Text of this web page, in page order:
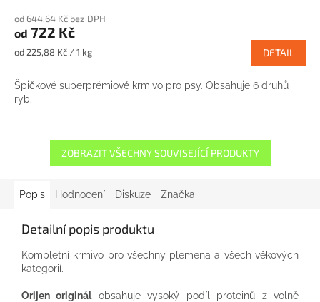
od 644,64 Kč bez DPH
od 722 Kč
Měrná
od 225,88 Kč / 1 kg DETAIL
Špičkové superprémiové krmivo pro psy. Obsahuje 6 druhů
ryb.
ZOBRAZIT VŠECHNY SOUVISEJÍCÍ PRODUKTY
Popis Hodnocení Diskuze Značka
Detailní popis produktu
Kompletní krmivo pro všechny plemena a všech věkových
kategorií.
Orijen originálobsahuje vysoký podíl proteinů z volně